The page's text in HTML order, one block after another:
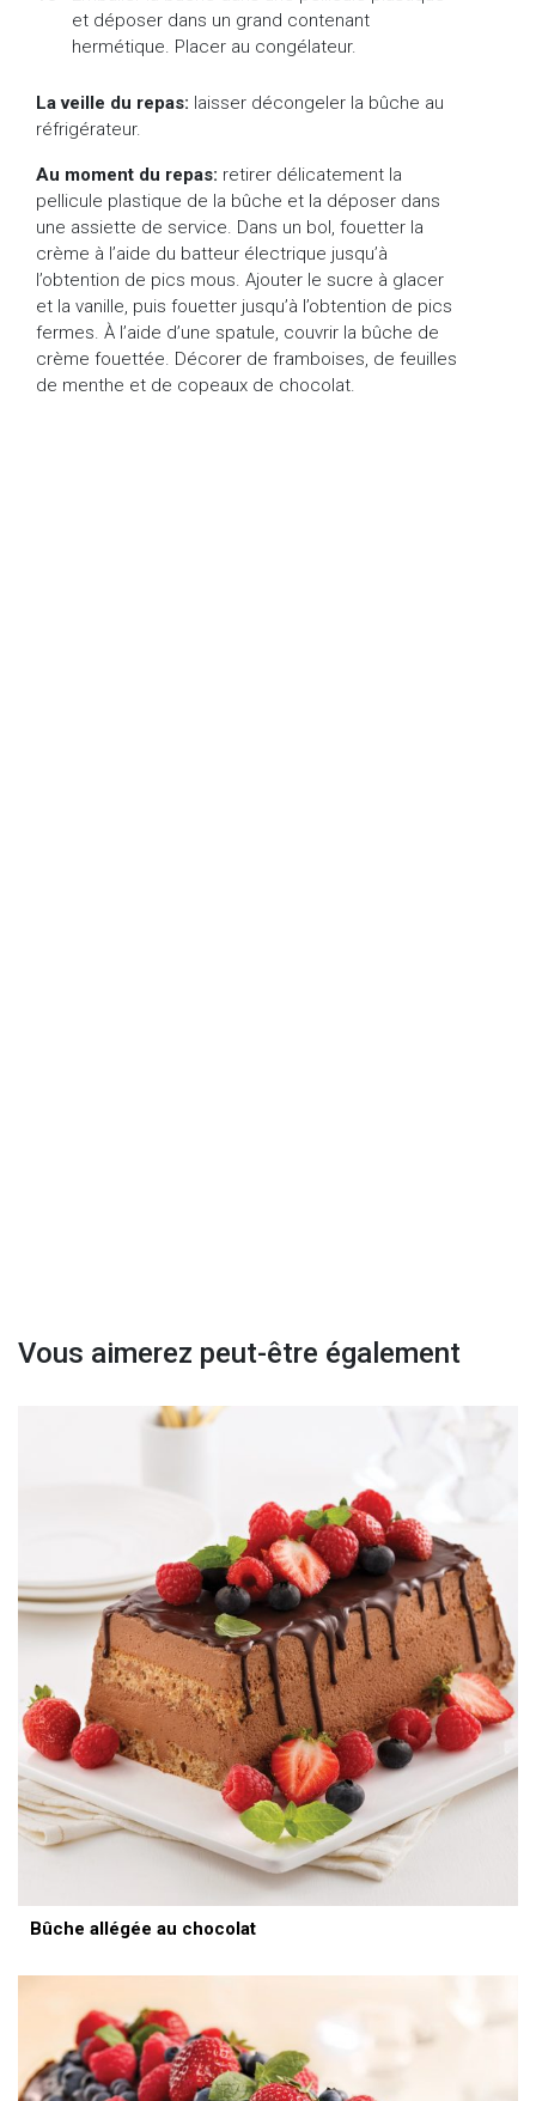
et déposer dans un grand contenant
hermétique. Placer au congélateur.
La veille du repas: laisser décongeler la bûche au
réfrigérateur.
Au moment du repas: retirer délicatement la
pellicule plastique de la bûche et la déposer dans
une assiette de service. Dans un bol, fouetter la
crème à l’aide du batteur électrique jusqu’à
l’obtention de pics mous. Ajouter le sucre à glacer
et la vanille, puis fouetter jusqu’à l’obtention de pics
fermes. À l’aide d’une spatule, couvrir la bûche de
crème fouettée. Décorer de framboises, de feuilles
de menthe et de copeaux de chocolat.
Vous aimerez peut-être également
Bûche allégée au chocolat